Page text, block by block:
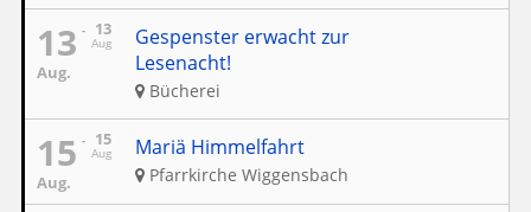
13
Aug
13
Aug.
Gespenster erwacht zur
Lesenacht!
Bücherei
15
Aug
15
Aug.
Mariä Himmelfahrt
Pfarrkirche Wiggensbach